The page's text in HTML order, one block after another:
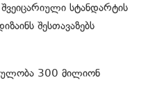
სტანდარტის
შესთავაზებს
300 მილიონ